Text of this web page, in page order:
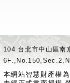
104 台北市中山區
本網站智慧財產權